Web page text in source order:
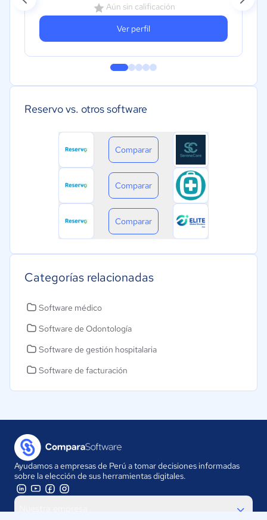
Aún sin calificación
Ver perfil
Reservo vs. otros software
Comparar
Comparar
Comparar
Categorías relacionadas
Software médico
Software de Odontología
Software de gestión hospitalaria
Software de facturación
Ayudamos a empresas de Perú a tomar decisiones informadas
sobre la elección de sus herramientas digitales.